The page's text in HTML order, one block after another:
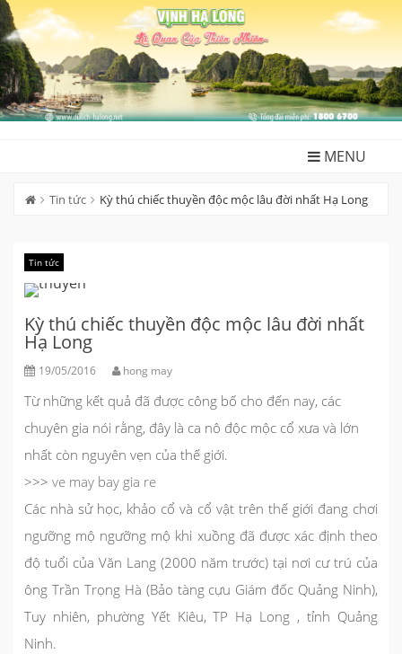
Skip
to
content
MENU
Tin tức Kỳ thú chiếc thuyền độc mộc lâu đời nhất Hạ Long
Tin tức
Kỳ thú chiếc thuyền độc mộc lâu đời nhất
Hạ Long
19/05/2016 hong may
Từ những kết quả đã được công bố cho đến nay, các
chuyên gia nói rằng, đây là ca nô độc mộc cổ xưa và lớn
nhất còn nguyên vẹn của thế giới.
>>> ve may bay gia re
Các nhà sử học, khảo cổ và cổ vật trên thế giới đang chơi
ngưỡng mộ ngưỡng mộ khi xuồng đã được xác định theo
độ tuổi của Văn Lang (2000 năm trước) tại nơi cư trú của
ông Trần Trọng Hà (Bảo tàng cựu Giám đốc Quảng Ninh),
Tuy nhiên, phường Yết Kiêu, TP Hạ Long , tỉnh Quảng
Ninh.